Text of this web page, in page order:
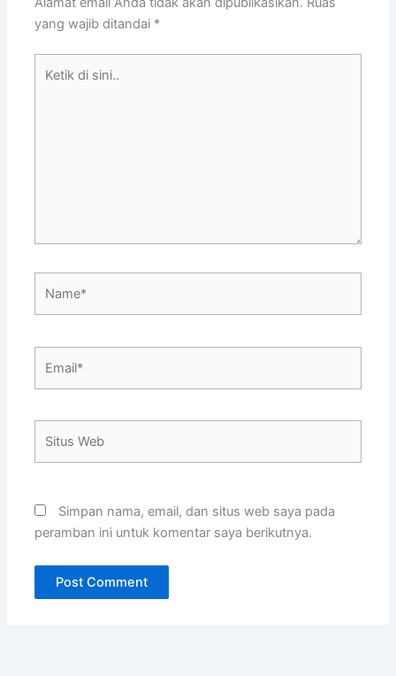
yang wajib ditandai *
Web
Simpan nama, email, dan situs web saya pada
peramban ini untuk komentar saya berikutnya.